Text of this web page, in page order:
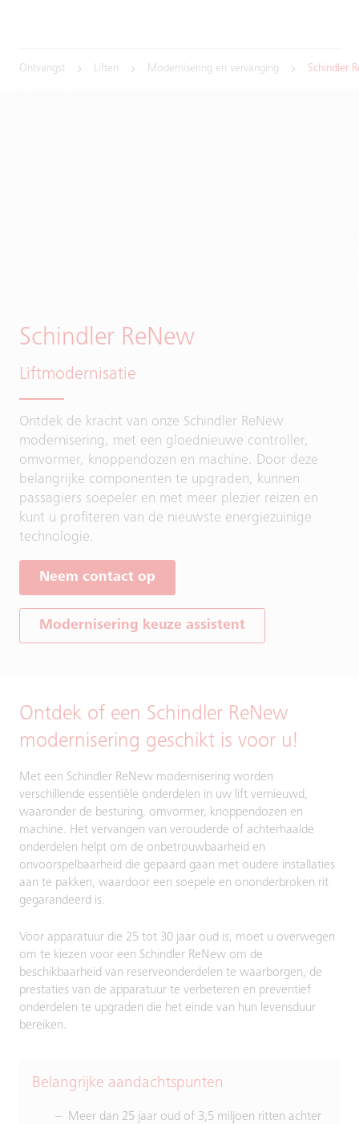
Ontvangst Liften Modernisering en vervanging Schindler
Schindler ReNew
Liftmodernisatie
Ontdek de kracht van onze Schindler ReNew
modernisering, met een gloednieuwe controller,
omvormer, knoppendozen en machine. Door deze
belangrijke componenten te upgraden, kunnen
passagiers soepeler en met meer plezier reizen en
kunt u profiteren van de nieuwste energiezuinige
technologie.
Neem contact op
Modernisering keuze assistent
Ontdek of een Schindler ReNew
modernisering geschikt is voor u!
Met een Schindler ReNew modernisering worden
verschillende essentiële onderdelen in uw lift vernieuwd,
waaronder de besturing, omvormer, knoppendozen en
machine. Het vervangen van verouderde of achterhaalde
onderdelen helpt om de onbetrouwbaarheid en
onvoorspelbaarheid die gepaard gaan met oudere installaties
aan te pakken, waardoor een soepele en ononderbroken rit
gegarandeerd is.
Voor apparatuur die 25 tot 30 jaar oud is, moet u overwegen
om te kiezen voor een Schindler ReNew om de
beschikbaarheid van reserveonderdelen te waarborgen, de
prestaties van de apparatuur te verbeteren en preventief
onderdelen te upgraden die het einde van hun levensduur
bereiken.
Belangrijke aandachtspunten
Meer dan 25 jaar oud of 3,5 miljoen ritten achter